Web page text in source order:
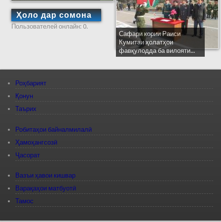
Ҳоло дар сомона
Пользователей онлайн: 0.
Сафари кории Раиси
Кумитаи ҳолатҳои
фавқулодда ба вилояти...
Роҳбарият
Қонун
Таърих
Робитаҳои байналмилалӣ
Ҳамоҳангсозӣ
Ҷасорат
Вазъи ҳавои кишвар
Варақаҳои матбуотӣ
Тамос